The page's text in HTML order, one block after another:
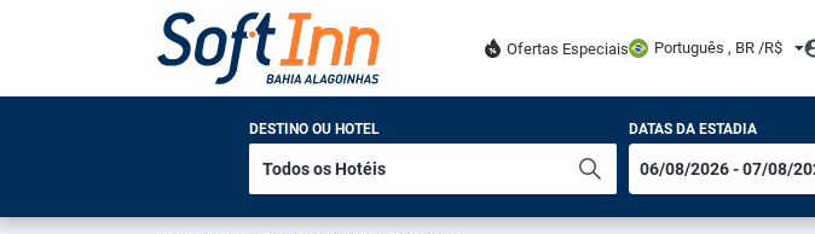
Ofertas Especiais Português , BR /R$
DESTINO OU HOTEL DATAS DA ESTADIA